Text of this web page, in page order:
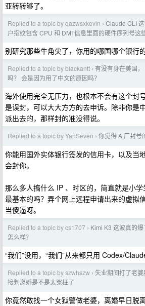
亚转转够了。
Replied to a topic by qazwsxkevin › Claude CLI
户指纹包含 CPU 和 DMI 信息里面的硬件序列号这
别研究那些牛角尖了，你用的哪国哪个银行
Replied to a topic by blackantt › 有没有身在美国
吗？ 会是因为用了中文的原因吗？
海外使用完全无压力，也根本不会有这个封
是误封，可以大大方方的去申诉。除非你是
派出去的，那样封的准没得说。
Replied to a topic by YanSeven › 你觉得 A 厂封号
你能用国外实体银行签发的信用卡，以及当
会封你。
那么多人搞什么 IP 、时区的，简直就是小
最基本的吗？弄个网上远程申请出来的虚拟
当傻逼呀。
Replied to a topic by cs1707 › Kimi K3 这波真的
怎么样？
“我们”没用，“我们”从来都只用 Codex/
Replied to a topic by szwhszw › 失业期间打了老
接判离婚是不是太冤枉了
你竟然敢找一个女狱警做老婆，离婚早日脱